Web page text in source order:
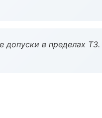
допуски в пределах